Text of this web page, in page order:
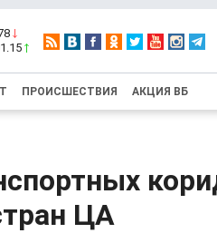
ПРОИСШЕСТВИЯ АКЦИЯ ВБ
ЦА